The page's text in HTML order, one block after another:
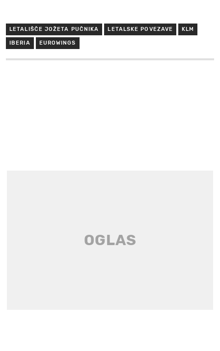
LETALIŠČE JOŽETA PUČNIKA LETALSKE POVEZAVE KLM
IBERIA EUROWINGS